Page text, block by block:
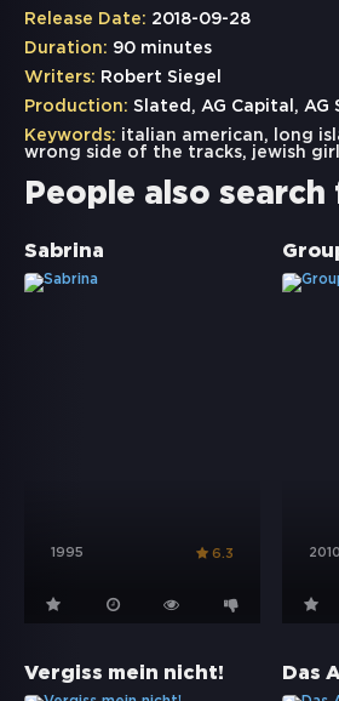
Release Date: 2018-09-28
Duration: 90 minutes
Writers: Robert Siegel
Production: Slated, AG Capital, AG
Keywords:
italian american, long
wrong side of the tracks, jewish girl
People also search
Sabrina
1995 6.3 2010
Vergiss mein nicht! Das